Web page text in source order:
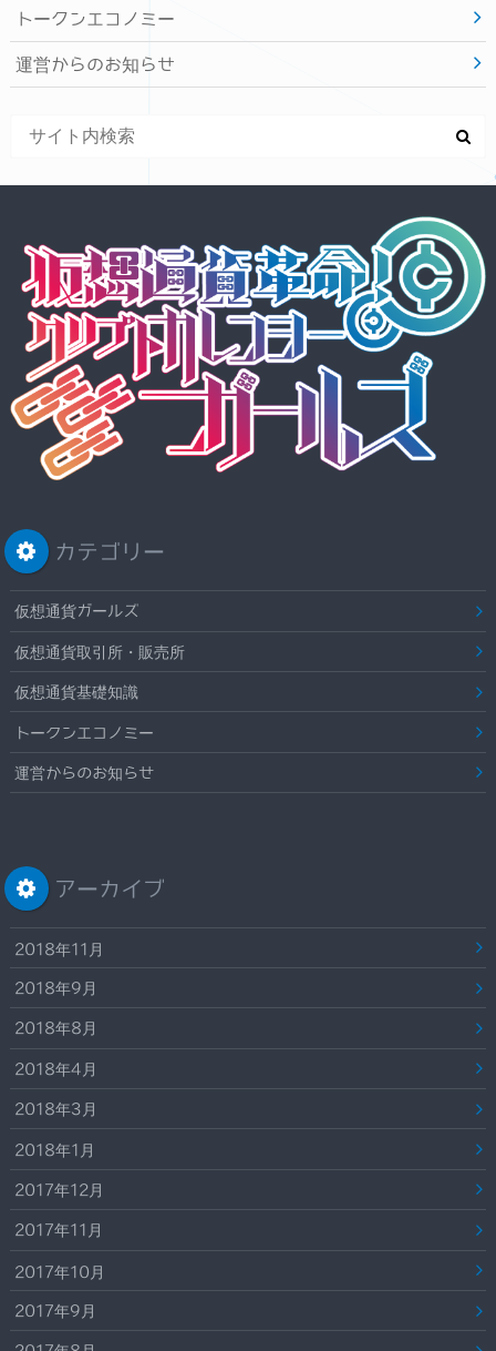
トークンエコノミー
運営からのお知らせ
カテゴリー
仮想通貨ガールズ
仮想通貨取引所・販売所
仮想通貨基礎知識
トークンエコノミー
運営からのお知らせ
アーカイブ
2018年11月
2018年9月
2018年8月
2018年4月
2018年3月
2018年1月
2017年12月
2017年11月
2017年10月
2017年9月